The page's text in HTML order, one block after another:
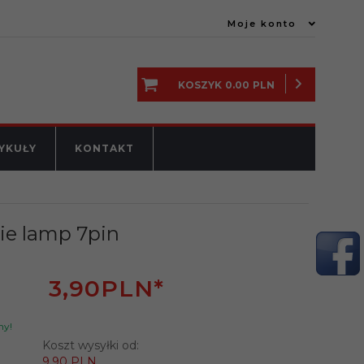
Moje konto
KOSZYK 0.00 PLN
KONTAKT
lamp 7pin
3,90PLN*
Koszt wysyłki od: